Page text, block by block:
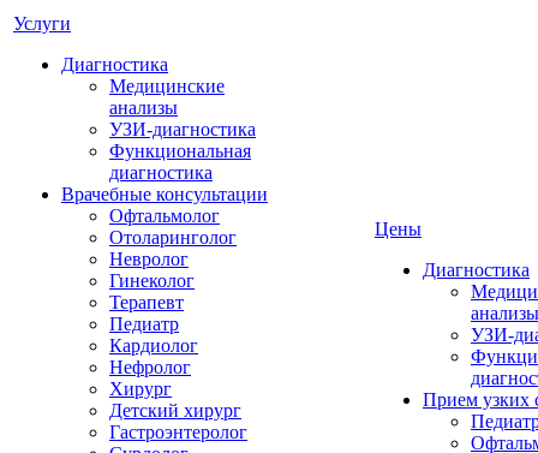
Услуги
Диагностика
Медицинские
анализы
УЗИ-диагностика
Функциональная
диагностика
Врачебные консультации
Офтальмолог
Отоларинголог
Невролог
Гинеколог
Терапевт
Педиатр
Кардиолог
Нефролог
Хирург
Детский хирург
Гастроэнтеролог
Цены
Диагностика
анализы
УЗИ-
Прием узких